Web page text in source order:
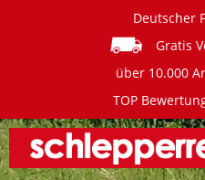
Deutscher
Gratis
über 10.000
TOP